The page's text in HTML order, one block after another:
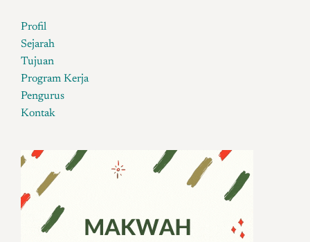
Profil
Sejarah
Tujuan
Program Kerja
Pengurus
Kontak